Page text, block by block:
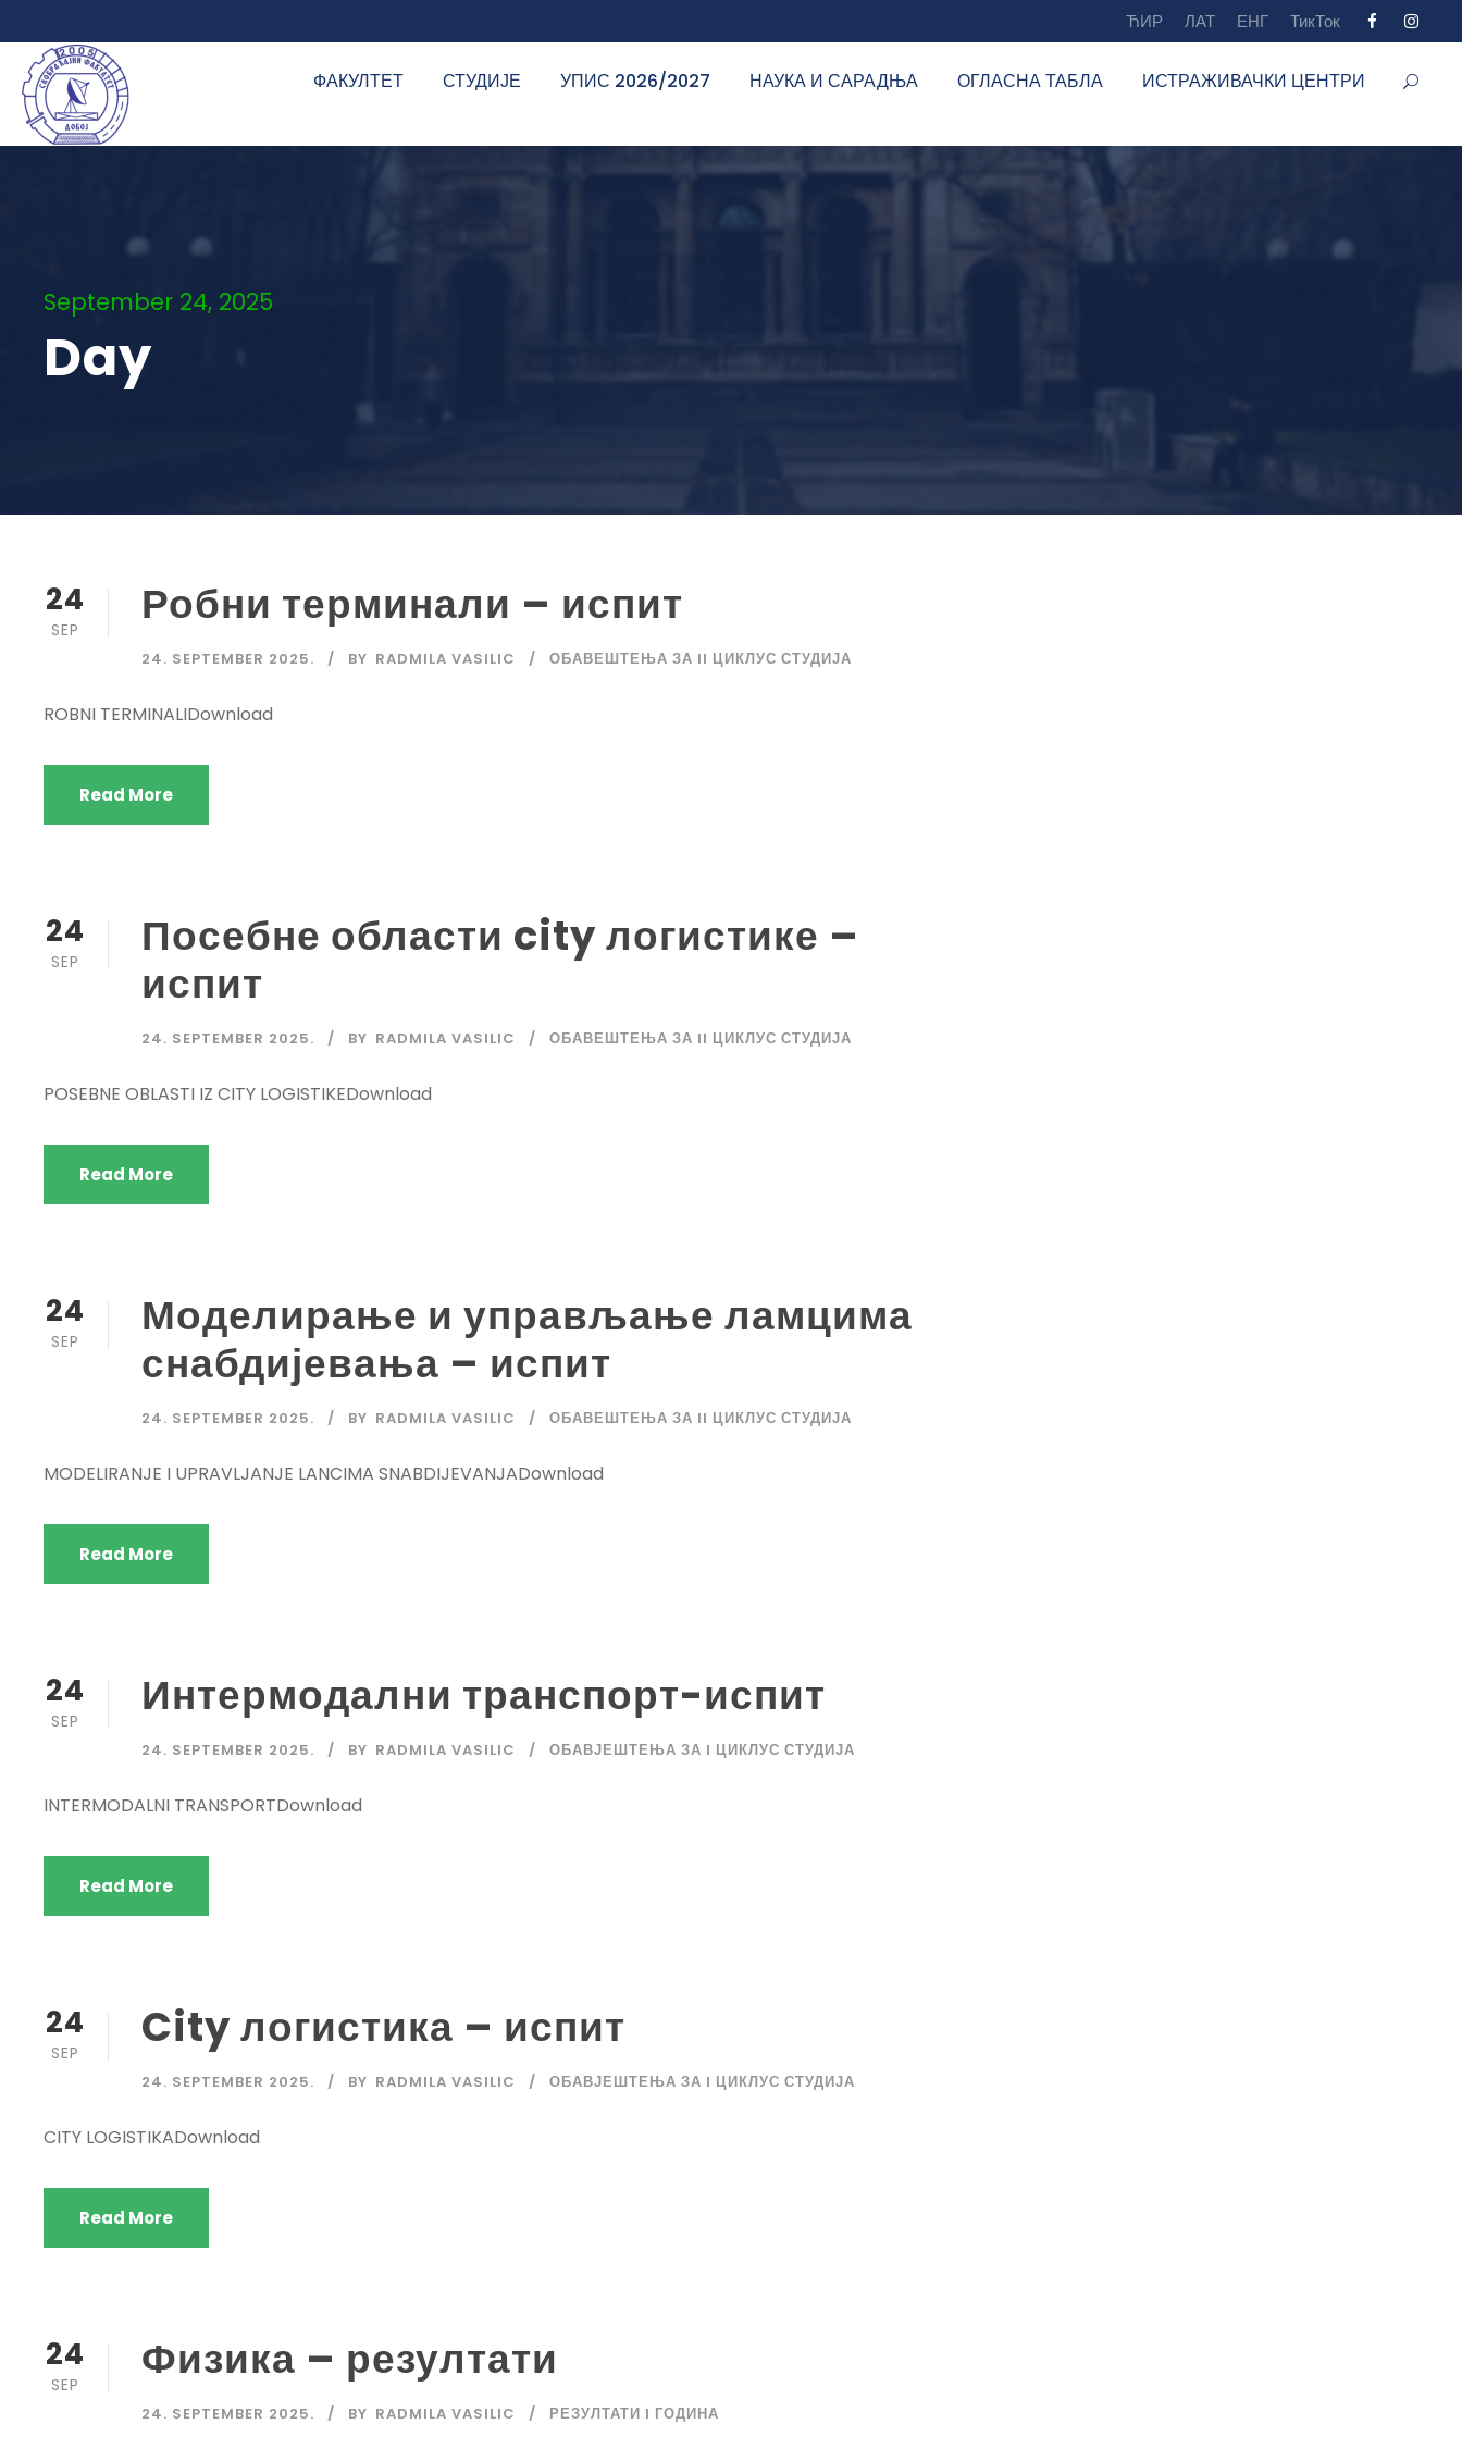
ЋИР ЛАТ ЕНГ ТикТок
ФАКУЛТЕТ СТУДИЈЕ УПИС 2026/2027 НАУКА И САРАДЊА ОГЛАСНА ТАБЛА ИСТРАЖИВАЧКИ ЦЕНТРИ
September 24, 2025
Day
24
SEP Робни терминали – испит
24. SEPTEMBER 2025. BY RADMILA VASILIC ОБАВЕШТЕЊА ЗА II ЦИКЛУС СТУДИЈА
ROBNI TERMINALIDownload
Read More
24
SEP
Посебне области city логистике –
испит
24. SEPTEMBER 2025. BY RADMILA VASILIC ОБАВЕШТЕЊА ЗА II ЦИКЛУС СТУДИЈА
POSEBNE OBLASTI IZ CITY LOGISTIKEDownload
Read More
24
SEP
Моделирање и управљање ламцима
снабдијевања – испит
24. SEPTEMBER 2025. BY RADMILA VASILIC ОБАВЕШТЕЊА ЗА II ЦИКЛУС СТУДИЈА
MODELIRANJE I UPRAVLJANJE LANCIMA SNABDIJEVANJADownload
Read More
24
SEP Интермодални транспорт-испит
24. SEPTEMBER 2025. BY RADMILA VASILIC ОБАВЈЕШТЕЊА ЗА I ЦИКЛУС СТУДИЈА
INTERMODALNI TRANSPORTDownload
Read More
24
SEP City логистика – испит
24. SEPTEMBER 2025. BY RADMILA VASILIC ОБАВЈЕШТЕЊА ЗА I ЦИКЛУС СТУДИЈА
CITY LOGISTIKADownload
Read More
24
SEP Физика – резултати
24. SEPTEMBER 2025. BY RADMILA VASILIC РЕЗУЛТАТИ I ГОДИНА